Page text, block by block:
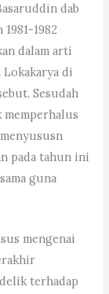
dab
1982
dalam arti
Lokakarya di
Sesudah
pada tahun ini
guna
mengenai
terhadap